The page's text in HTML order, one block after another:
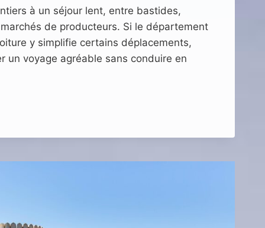
à un séjour lent, entre bastides,
de producteurs. Si le département
y simplifie certains déplacements,
un voyage agréable sans conduire en